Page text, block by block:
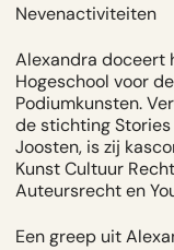
Nevenactiviteiten
Alexandra doceert
Hogeschool voor
Podiumkunsten.
de stichting
Joosten, is zij
Kunst Cultuur
Auteursrecht en
Een greep uit